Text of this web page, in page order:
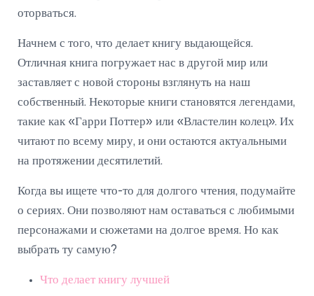
оторваться.
Начнем с того, что делает книгу выдающейся.
Отличная книга погружает нас в другой мир или
заставляет с новой стороны взглянуть на наш
собственный. Некоторые книги становятся легендами,
такие как «Гарри Поттер» или «Властелин колец». Их
читают по всему миру, и они остаются актуальными
на протяжении десятилетий.
Когда вы ищете что-то для долгого чтения, подумайте
о сериях. Они позволяют нам оставаться с любимыми
персонажами и сюжетами на долгое время. Но как
выбрать ту самую?
Что делает книгу лучшей